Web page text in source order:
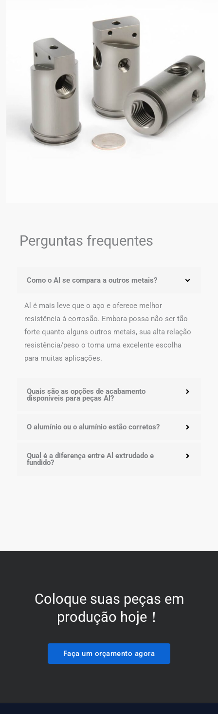
Perguntas frequentes
Como o Al se compara a outros metais?
Al é mais leve que o aço e oferece melhor
resistência à corrosão. Embora possa não ser tão
forte quanto alguns outros metais, sua alta relação
resistência/peso o torna uma excelente escolha
para muitas aplicações.
Quais são as opções de acabamento
disponíveis para peças Al?
O alumínio ou o alumínio estão corretos?
Qual é a diferença entre Al extrudado e
fundido?
Coloque suas peças em
produção hoje！
Faça um orçamento agora